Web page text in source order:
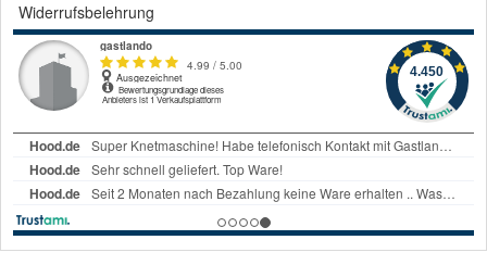
Widerrufsbelehrung